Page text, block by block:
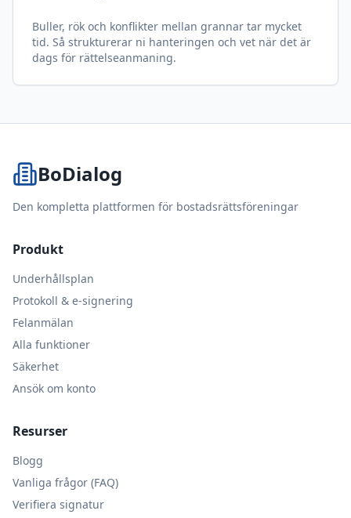
Buller, rök och konflikter mellan grannar tar mycket
tid. Så strukturerar ni hanteringen och vet när det är
dags för rättelseanmaning.
BoDialog
Den kompletta plattformen för bostadsrättsföreningar
Produkt
Underhållsplan
Protokoll & e-signering
Felanmälan
Alla funktioner
Säkerhet
Ansök om konto
Resurser
Blogg
Vanliga frågor (FAQ)
Verifiera signatur